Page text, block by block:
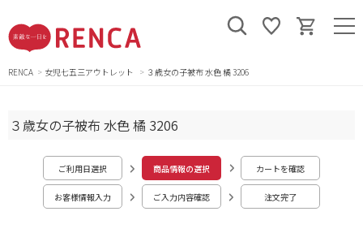
RENCA 女児七五三アウトレット ３歳女の子被布 水色 橘 3206
３歳女の子被布 水色 橘 3206
ご利用日選択 商品情報の選択 カートを確認
お客様情報入力 ご入力内容確認 注文完了